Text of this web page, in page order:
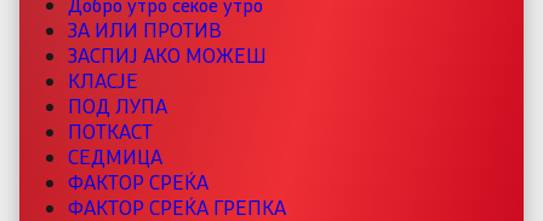
ЗА ИЛИ ПРОТИВ
ЗАСПИЈ АКО МОЖЕШ
КЛАСЈЕ
ПОД ЛУПА
ПОТКАСТ
СЕДМИЦА
ФАКТОР СРЕЌА
ФАКТОР СРЕЌА ГРЕПКА